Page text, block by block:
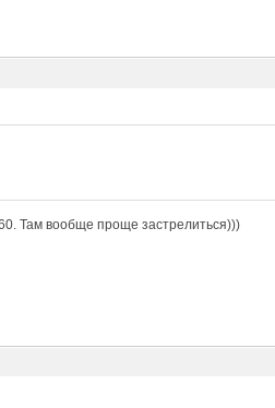
Там вообще проще застрелиться)))